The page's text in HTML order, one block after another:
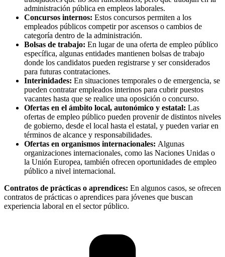
administración pública en empleos laborales.
Concursos internos: Estos concursos permiten a los
empleados públicos competir por ascensos o cambios de
categoría dentro de la administración.
Bolsas de trabajo: En lugar de una oferta de empleo público
específica, algunas entidades mantienen bolsas de trabajo
donde los candidatos pueden registrarse y ser considerados
para futuras contrataciones.
Interinidades: En situaciones temporales o de emergencia, se
pueden contratar empleados interinos para cubrir puestos
vacantes hasta que se realice una oposición o concurso.
Ofertas en el ámbito local, autonómico y estatal: Las
ofertas de empleo público pueden provenir de distintos niveles
de gobierno, desde el local hasta el estatal, y pueden variar en
términos de alcance y responsabilidades.
Ofertas en organismos internacionales: Algunas
organizaciones internacionales, como las Naciones Unidas o
la Unión Europea, también ofrecen oportunidades de empleo
público a nivel internacional.
Contratos de prácticas o aprendices: En algunos casos, se ofrecen
contratos de prácticas o aprendices para jóvenes que buscan
experiencia laboral en el sector público.